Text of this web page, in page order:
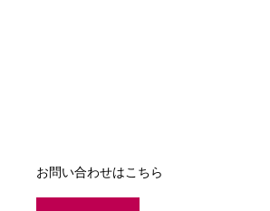
お問い合わせはこちら